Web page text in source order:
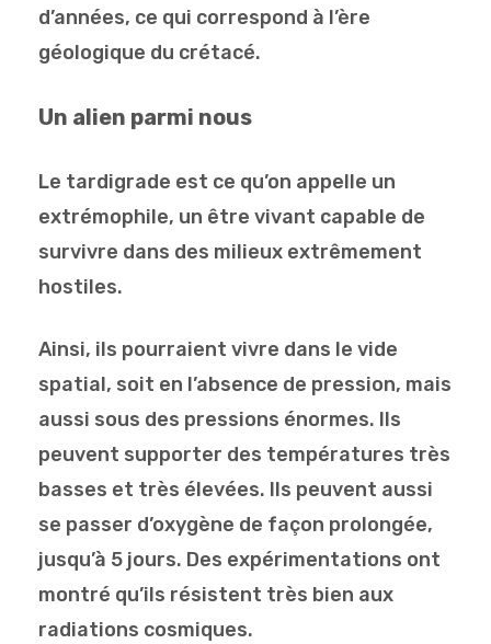
d’années, ce qui correspond à l’ère
géologique du crétacé.
Un alien parmi nous
Le tardigrade est ce qu’on appelle un
extrémophile, un être vivant capable de
survivre dans des milieux extrêmement
hostiles.
Ainsi, ils pourraient vivre dans le vide
spatial, soit en l’absence de pression, mais
aussi sous des pressions énormes. Ils
peuvent supporter des températures très
basses et très élevées. Ils peuvent aussi
se passer d’oxygène de façon prolongée,
jusqu’à 5 jours. Des expérimentations ont
montré qu’ils résistent très bien aux
radiations cosmiques.